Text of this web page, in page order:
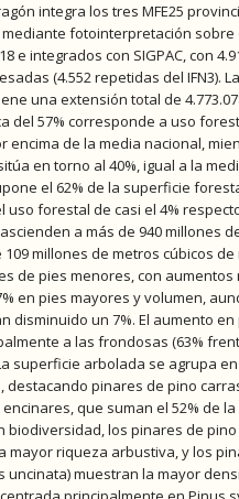
integra los tres MFE25
fotointerpretación
e integrados con SIGPAC, con
(4.552 repetidas del IFN3).
una extensión total de
del 57% corresponde a uso
encima de la media nacional,
en torno al 40%, igual a la
el 62% de la superficie
uso forestal de casi el 4% respecto
a más de 940 millones
109 millones de metros cúbicos
de pies menores, con aumentos
en pies mayores y volumen,
disminuido un 7%. El aumento
a las frondosas (63%
superficie arbolada se agrupa
destacando pinares de pino
que suman el 52% de
biodiversidad, los pinares de
mayor riqueza arbustiva, y los
uncinata) muestran la mayor